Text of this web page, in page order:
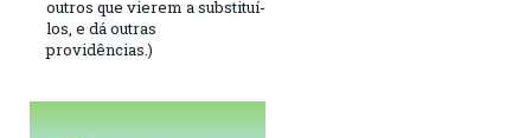
outros que vierem a substituí-
los, e dá outras
providências.)